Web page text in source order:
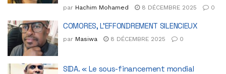
par Hachim Mohamed 8 DÉCEMBRE 2025 0
COMORES, L’EFFONDREMENT SILENCIEUX
par Masiwa 8 DÉCEMBRE 2025 0
SIDA. « Le sous-financement mondial